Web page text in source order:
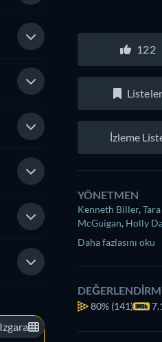
Izgara
122
Listeler
İzleme
YÖNETMEN
Kenneth Biller,
McGuigan, Holly
Daha fazlasını oku
80% (141)